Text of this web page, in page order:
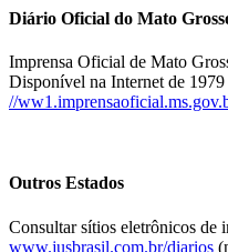
Diário Oficial do Mato
Imprensa Oficial de Mato
Disponível na Internet de 1979
//
Outros Estados
Consultar sítios eletrônicos de
www.jusbrasil.com.br/diarios